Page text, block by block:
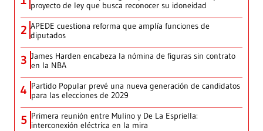
proyecto de ley que busca reconocer su idoneidad
2 APEDE cuestiona reforma que amplía funciones de
diputados
3 James Harden encabeza la nómina de figuras sin contrato
en la NBA
4 Partido Popular prevé una nueva generación de candidatos
para las elecciones de 2029
5 Primera reunión entre Mulino y De La Espriella:
interconexión eléctrica en la mira